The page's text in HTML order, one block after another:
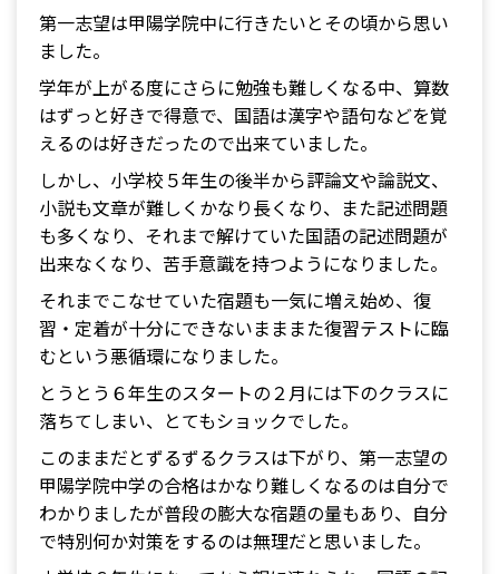
第一志望は甲陽学院中に行きたいとその頃から思い
ました。
学年が上がる度にさらに勉強も難しくなる中、算数
はずっと好きで得意で、国語は漢字や語句などを覚
えるのは好きだったので出来ていました。
しかし、小学校５年生の後半から評論文や論説文、
小説も文章が難しくかなり長くなり、また記述問題
も多くなり、それまで解けていた国語の記述問題が
出来なくなり、苦手意識を持つようになりました。
それまでこなせていた宿題も一気に増え始め、復
習・定着が十分にできないまままた復習テストに臨
むという悪循環になりました。
とうとう６年生のスタートの２月には下のクラスに
落ちてしまい、とてもショックでした。
このままだとずるずるクラスは下がり、第一志望の
甲陽学院中学の合格はかなり難しくなるのは自分で
わかりましたが普段の膨大な宿題の量もあり、自分
で特別何か対策をするのは無理だと思いました。